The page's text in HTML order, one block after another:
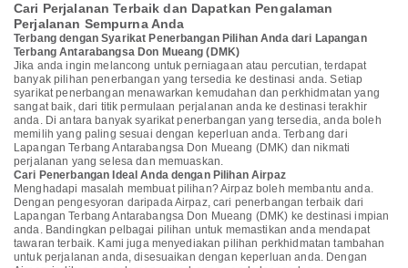
Cari Perjalanan Terbaik dan Dapatkan Pengalaman
Perjalanan Sempurna Anda
Terbang dengan Syarikat Penerbangan Pilihan Anda dari Lapangan
Terbang Antarabangsa Don Mueang (DMK)
Jika anda ingin melancong untuk perniagaan atau percutian, terdapat
banyak pilihan penerbangan yang tersedia ke destinasi anda. Setiap
syarikat penerbangan menawarkan kemudahan dan perkhidmatan yang
sangat baik, dari titik permulaan perjalanan anda ke destinasi terakhir
anda. Di antara banyak syarikat penerbangan yang tersedia, anda boleh
memilih yang paling sesuai dengan keperluan anda. Terbang dari
Lapangan Terbang Antarabangsa Don Mueang (DMK) dan nikmati
perjalanan yang selesa dan memuaskan.
Cari Penerbangan Ideal Anda dengan Pilihan Airpaz
Menghadapi masalah membuat pilihan? Airpaz boleh membantu anda.
Dengan pengesyoran daripada Airpaz, cari penerbangan terbaik dari
Lapangan Terbang Antarabangsa Don Mueang (DMK) ke destinasi impian
anda. Bandingkan pelbagai pilihan untuk memastikan anda mendapat
tawaran terbaik. Kami juga menyediakan pilihan perkhidmatan tambahan
untuk perjalanan anda, disesuaikan dengan keperluan anda. Dengan